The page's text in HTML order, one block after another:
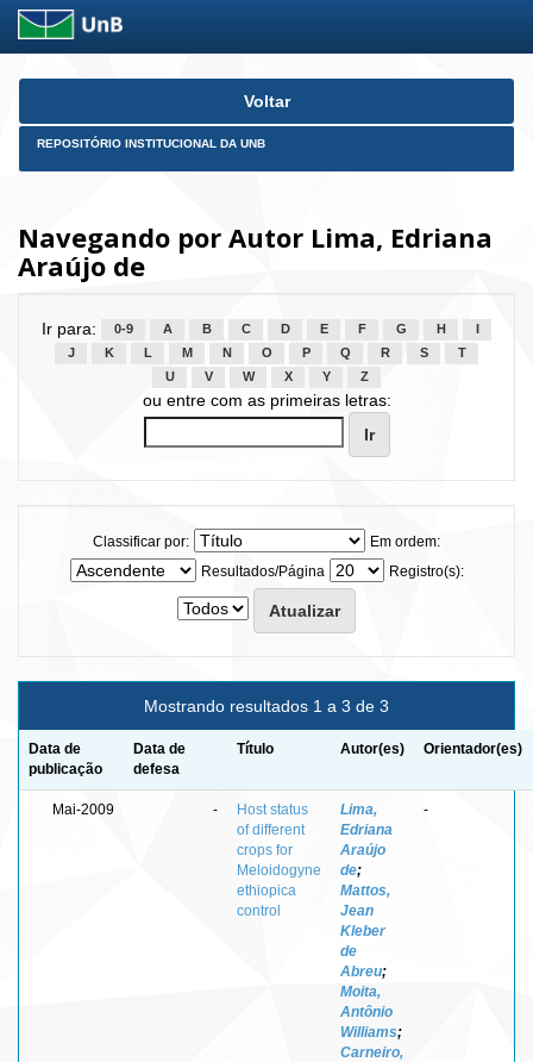
Skip
Voltar
REPOSITÓRIO INSTITUCIONAL DA UNB
Navegando por Autor Lima, Edriana
Araújo de
Ir para: 0-9 A B C D E F G H
J
K L M N O P Q R S
T
U
V W X Y Z
ou entre com as primeiras letras:
Classificar por:
Em ordem:
Resultados/Página
Registro(s):
Mostrando resultados 1 a 3 de 3
Data de
publicação
Data de
defesa
Título Autor(es) Orientador(es)
Mai-2009 -
Host status
of different
crops for
Meloidogyne
ethiopica
control
Lima,
Edriana
Araújo
de;
Mattos,
Jean
Kleber
de
Abreu;
Moita,
Antônio
Williams;
Carneiro,
-